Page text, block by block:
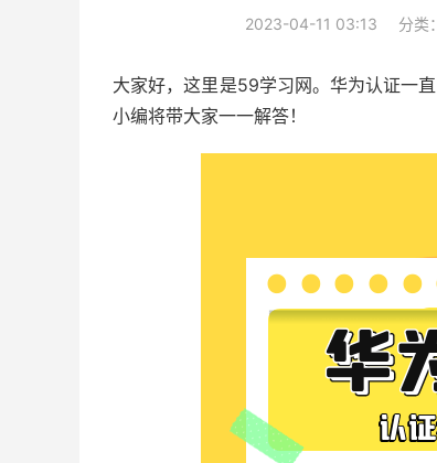
2023-04-11 03:13 分类：
大家好，这里是59学习网。华为认证一
小编将带大家一一解答！